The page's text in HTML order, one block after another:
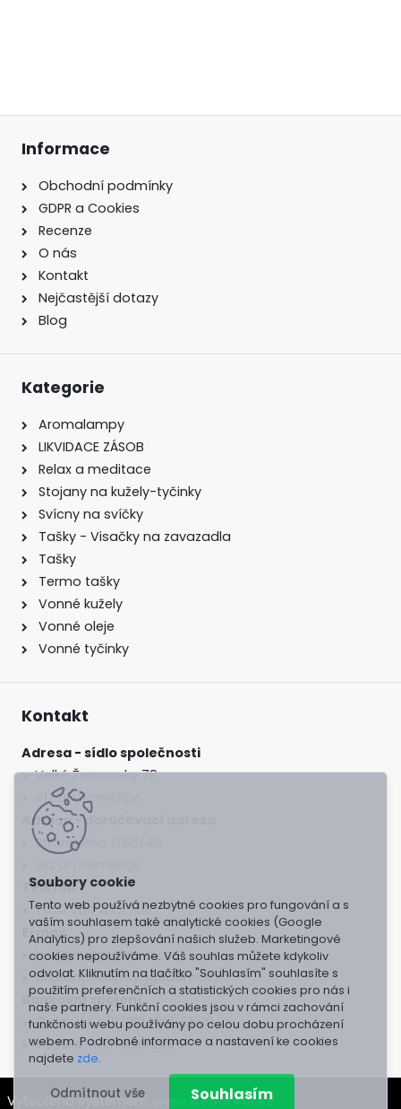
Tento web používá nezbytné cookies pro fungování a s
vaším souhlasem také analytické cookies (Google
Analytics) pro zlepšování našich služeb. Marketingové
cookies nepoužíváme. Váš souhlas můžete kdykoliv
odvolat. Kliknutím na tlačítko "Souhlasím" souhlasíte s
použitím preferenčních a statistických cookies pro nás i
naše partnery. Funkční cookies jsou v rámci zachování
funkčnosti webu používány po celou dobu procházení
webem. Podrobné informace a nastavení ke cookies
najdete zde.
Odmítnout vše Souhlasím
Informace
Obchodní podmínky
GDPR a Cookies
Recenze
O nás
Kontakt
Nejčastější dotazy
Blog
Kategorie
Aromalampy
LIKVIDACE ZÁSOB
Relax a meditace
Stojany na kužely-tyčinky
Svícny na svíčky
Tašky - Visačky na zavazadla
Tašky
Termo tašky
Vonné kužely
Vonné oleje
Vonné tyčinky
Kontakt
Adresa - sídlo společnosti
Velké Žernoseky 78
412 01 Litoměřice
Adresa - doručovací adresa
Stránského 1766/48
Telefon
+420 704 477 766
E-mail
info@hyggedomov.cz
objednavka@hyggedomov.cz
Bankovní spojení
Číslo účtu: 9178124001/5500
Vedený: Raiffeisenbank
Vytvořeno systémem www.webareal.cz